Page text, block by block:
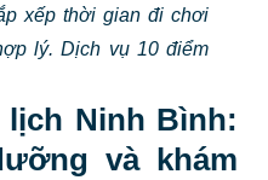
xếp thời gian đi chơi
lý. Dịch vụ 10 điểm
lịch Ninh Bình:
và khám